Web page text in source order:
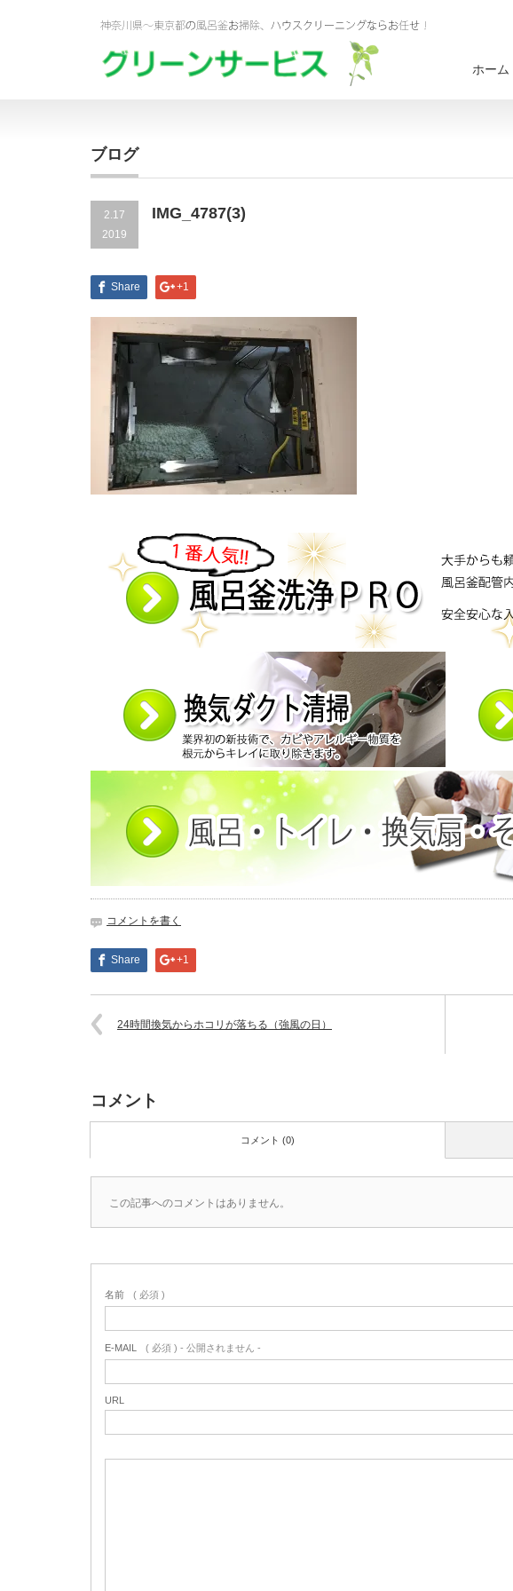
ホーム
ブログ
2.17
2019
IMG_4787(3)
Share +1
コメントを書く
Share +1
24時間換気からホコリが落ちる（強風の日）
コメント
コメント (0)
この記事へのコメントはありません。
名前 ( 必須 )
E-MAIL ( 必須 ) - 公開されません -
URL